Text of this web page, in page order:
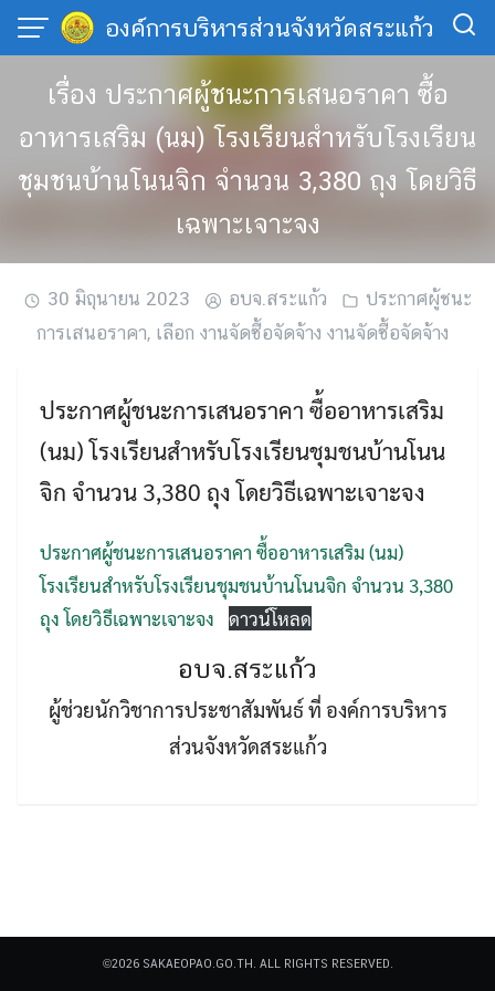
Skip
องค์การบริหารส่วนจังหวัดสระแก้ว
Search
เรื่อง ประกาศผู้ชนะการเสนอราคา ซื้อ
อาหารเสริม (นม) โรงเรียนสำหรับโรงเรียน
ชุมชนบ้านโนนจิก จำนวน 3,380 ถุง โดยวิธี
เฉพาะเจาะจง
30 มิถุนายน 2023 อบจ.สระแก้ว
ประกาศผู้ชนะ
การเสนอราคา, เลือก งานจัดซื้อจัดจ้าง งานจัดซื้อจัดจ้าง
ประกาศผู้ชนะการเสนอราคา ซื้ออาหารเสริม
(นม) โรงเรียนสำหรับโรงเรียนชุมชนบ้านโนน
จิก จำนวน 3,380 ถุง โดยวิธีเฉพาะเจาะจง
ประกาศผู้ชนะการเสนอราคา ซื้ออาหารเสริม (นม)
โรงเรียนสำหรับโรงเรียนชุมชนบ้านโนนจิก จำนวน 3,380
ถุง โดยวิธีเฉพาะเจาะจง
ดาวน์โหลด
อบจ.สระแก้ว
ผู้ช่วยนักวิชาการประชาสัมพันธ์ ที่ องค์การบริหาร
ส่วนจังหวัดสระแก้ว
©2026 SAKAEOPAO.GO.TH. ALL RIGHTS RESERVED.